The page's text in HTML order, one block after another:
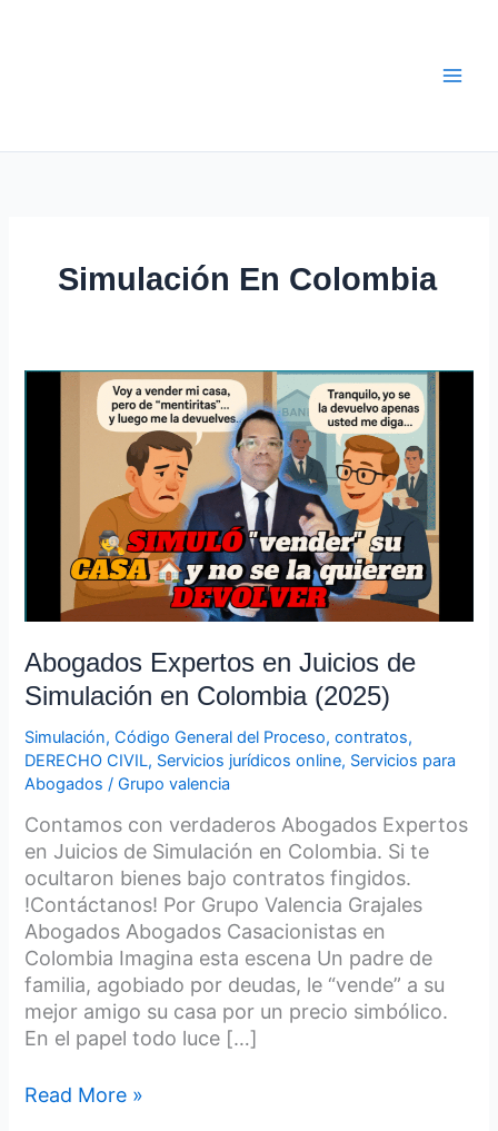
Simulación En Colombia
Abogados Expertos en Juicios de
Simulación en Colombia (2025)
Simulación,Código General del Proceso,contratos,
DERECHO CIVIL, Servicios jurídicos online, Servicios para
Abogados /Grupo valencia
Contamos con verdaderos Abogados Expertos
en Juicios de Simulación en Colombia. Si te
ocultaron bienes bajo contratos fingidos.
!Contáctanos! Por Grupo Valencia Grajales
Abogados Abogados Casacionistas en
Colombia Imagina esta escena Un padre de
familia, agobiado por deudas, le “vende” a su
mejor amigo su casa por un precio simbólico.
En el papel todo luce […]
Abogados
Simulación
Colombia
(2025)
Read More »